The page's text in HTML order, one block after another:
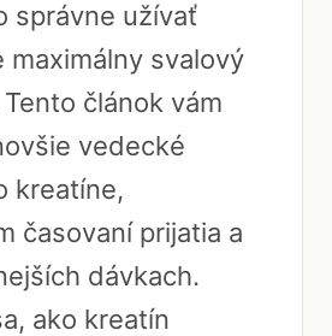
správne užívať
maximálny svalový
článok vám
vedecké
kreatíne,
časovaní prijatia a
dávkach.
ako kreatín